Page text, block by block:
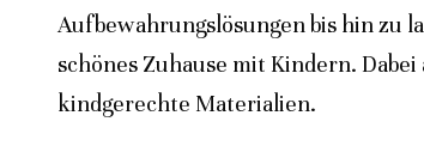
Aufbewahrungslösungen bis hin zu
schönes Zuhause mit Kindern.
kindgerechte Materialien.